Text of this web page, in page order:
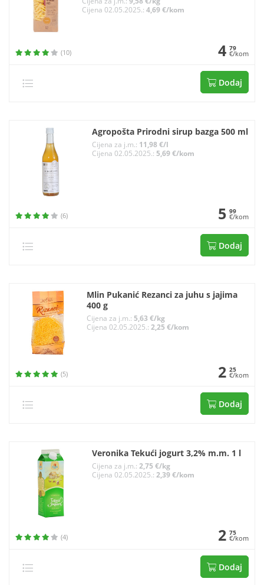
Cijena 02.05.2025.: 4,69 €/kom
(10) 4 79
€/kom
Dodaj
Agropošta Prirodni sirup bazga 500 ml
Cijena za j.m.: 11,98 €/l
Cijena 02.05.2025.: 5,69 €/kom
(6) 5 99
€/kom
Dodaj
Mlin Pukanić Rezanci za juhu s jajima
400 g
Cijena za j.m.:5,63 €/kg
Cijena 02.05.2025.:2,25 €/kom
(5) 2 25
€/kom
Dodaj
Veronika Tekući jogurt 3,2% m.m. 1 l
Cijena za j.m.: 2,75 €/kg
Cijena 02.05.2025.: 2,39 €/kom
(4) 2 75
€/kom
Dodaj